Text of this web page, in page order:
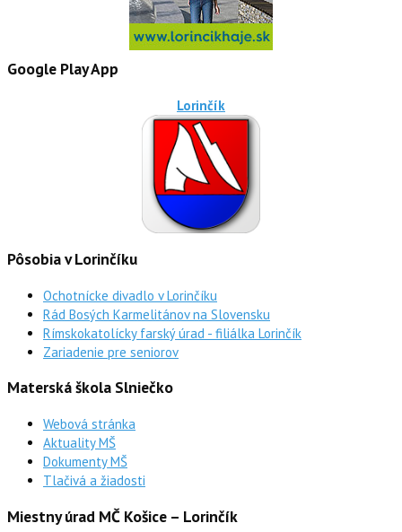
Google Play App
Lorinčík
Pôsobia v Lorinčíku
Ochotnícke divadlo v Lorinčíku
Rád Bosých Karmelitánov na Slovensku
Rímskokatolícky farský úrad - filiálka Lorinčík
Zariadenie pre seniorov
Materská škola Slniečko
Webová stránka
Aktuality MŠ
Dokumenty MŠ
Tlačivá a žiadosti
Miestny úrad MČ Košice – Lorinčík